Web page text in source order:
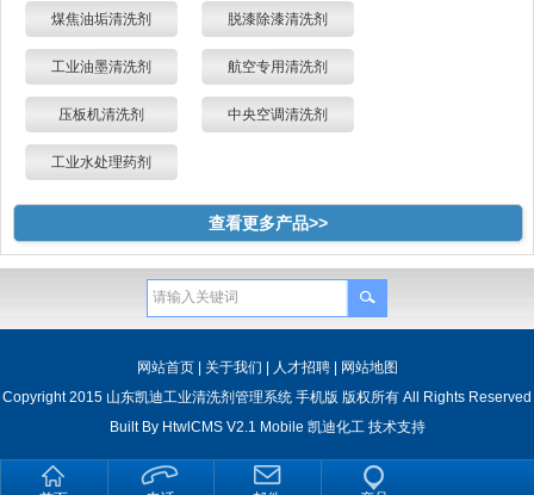
煤焦油垢清洗剂 脱漆除漆清洗剂
工业油墨清洗剂 航空专用清洗剂
压板机清洗剂 中央空调清洗剂
工业水处理药剂
查看更多产品>>
网站首页| 关于我们 | 人才招聘| 网站地图
Copyright 2015 山东凯迪工业清洗剂管理系统 手机版 版权所有 All Rights Reserved
Built By HtwlCMS V2.1 Mobile 凯迪化工 技术支持